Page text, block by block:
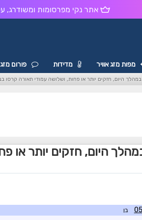
אתר נקי מפרסומות ומשודרג,
מפות מזג אוויר מדידות פורום
היום, חזקים יותר או פחות, ושלושה עמודי תאורה קרסו
היום, חזקים יותר או
בן